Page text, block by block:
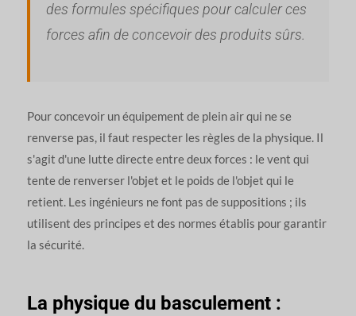
des formules spécifiques pour calculer ces
forces afin de concevoir des produits sûrs.
Pour concevoir un équipement de plein air qui ne se
renverse pas, il faut respecter les règles de la physique. Il
s'agit d'une lutte directe entre deux forces : le vent qui
tente de renverser l'objet et le poids de l'objet qui le
retient. Les ingénieurs ne font pas de suppositions ; ils
utilisent des principes et des normes établis pour garantir
la sécurité.
La physique du basculement :